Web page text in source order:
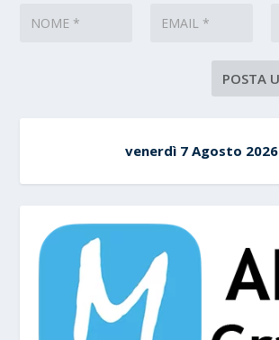
venerdì 7 Agosto 2026